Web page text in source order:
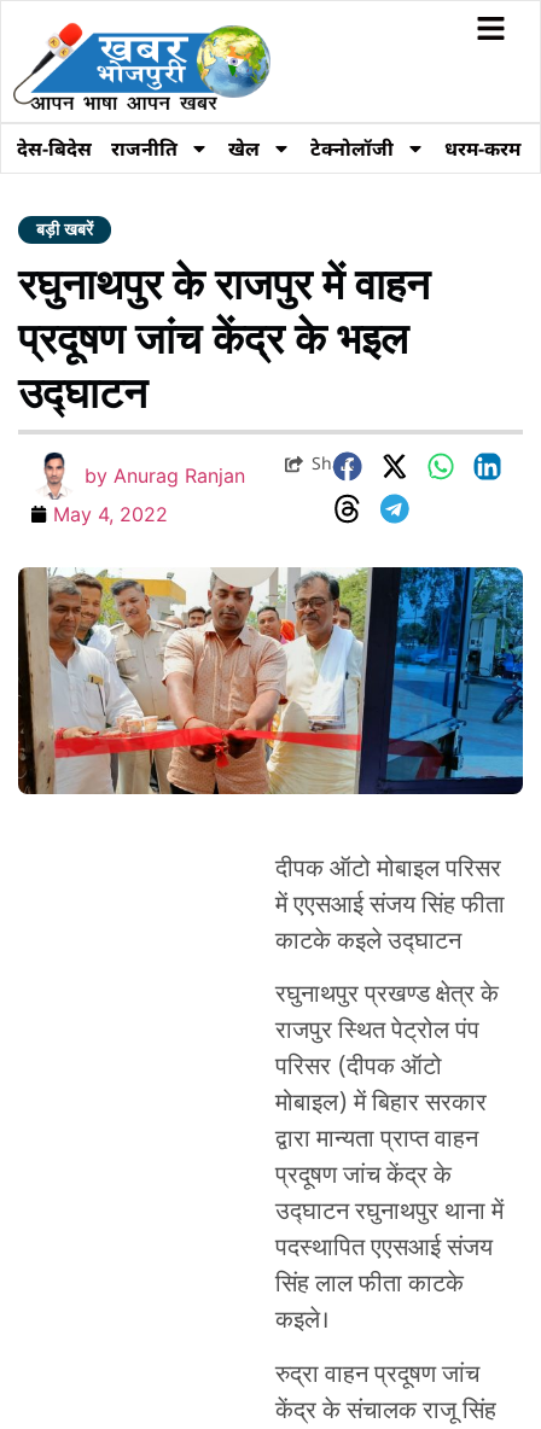
देस-बिदेस राजनीति खेल टेक्नोलॉजी धरम-करम
बड़ी खबरें
रघुनाथपुर के राजपुर में वाहन
प्रदूषण जांच केंद्र के भइल
उद्घाटन
by Anurag Ranjan
May 4, 2022
Share
दीपक ऑटो मोबाइल परिसर
में एएसआई संजय सिंह फीता
काटके कइले उद्घाटन
रघुनाथपुर प्रखण्ड क्षेत्र के
राजपुर स्थित पेट्रोल पंप
परिसर (दीपक ऑटो
मोबाइल) में बिहार सरकार
द्वारा मान्यता प्राप्त वाहन
प्रदूषण जांच केंद्र के
उद्घाटन रघुनाथपुर थाना में
पदस्थापित एएसआई संजय
सिंह लाल फीता काटके
कइले।
रुद्रा वाहन प्रदूषण जांच
केंद्र के संचालक राजू सिंह